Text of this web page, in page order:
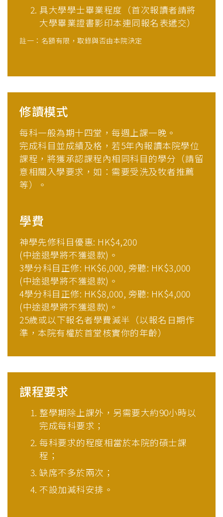
具大學學士畢業程度（首次報讀者請將
大學畢業證書影印本連同報名表遞交）
註一：名額有限，取錄與否由本院決定
修讀模式
每科一般為期十四堂，每週上課一晚。
完成科目並成績及格，若5年內報讀本院學位
課程，將獲承認課程內相同科目的學分（請留
意相關入學要求，如：需要受洗及牧者推薦
等）。
學費
神學先修科目優惠: HK$4,200
(中途退學將不獲退款)。
3學分科目正修: HK$6,000, 旁聽: HK$3,000
(中途退學將不獲退款)。
4學分科目正修: HK$8,000, 旁聽: HK$4,000
(中途退學將不獲退款)。
25歲或以下報名者學費減半（以報名日期作
準，本院有權於首堂核實你的年齡）
課程要求
整學期除上課外，另需要大約90小時以
完成每科要求；
每科要求的程度相當於本院的碩士課
程；
缺席不多於兩次 ；
不設加減科安排。